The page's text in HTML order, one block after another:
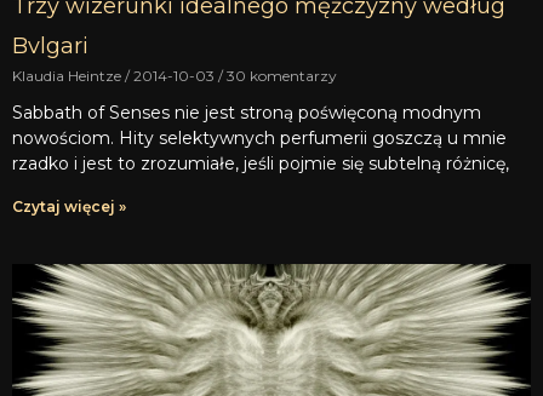
Trzy wizerunki idealnego mężczyzny według
Bvlgari
Klaudia Heintze 2014-10-03 30 komentarzy
Sabbath of Senses nie jest stroną poświęconą modnym
nowościom. Hity selektywnych perfumerii goszczą u mnie
rzadko i jest to zrozumiałe, jeśli pojmie się subtelną różnicę,
Czytaj więcej »